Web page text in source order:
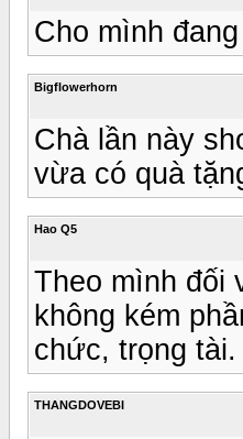
Cho mình
Bigflowerhorn
Chà lần này
vừa có quà
Hao Q5
Theo mình đối
không kém
chức, trọng
THANGDOVEBI